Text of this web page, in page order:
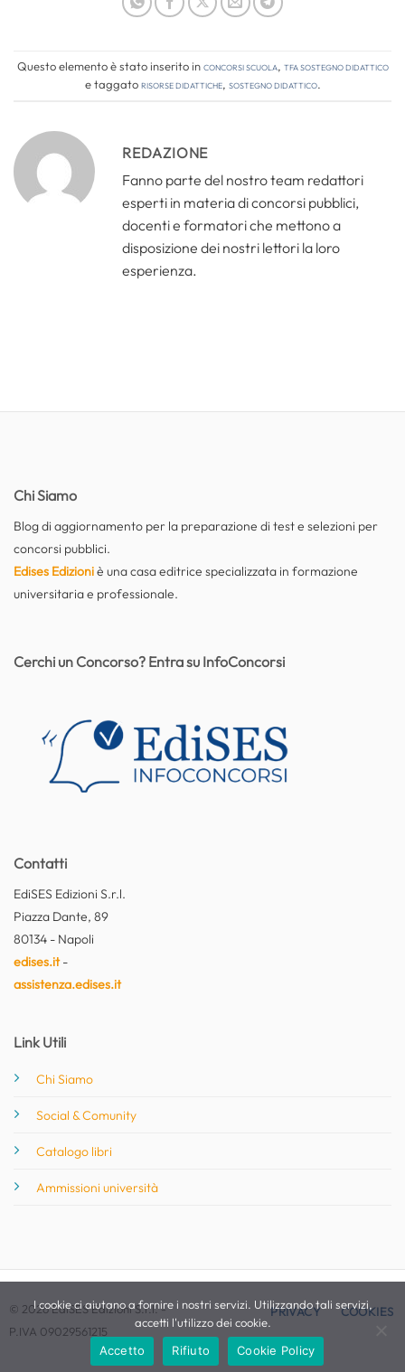
Questo elemento è stato inserito inConcorsi Scuola, TFA Sostegno Didattico
e taggatorisorse didattiche, sostegno didattico.
REDAZIONE
Fanno parte del nostro team redattori
esperti in materia di concorsi pubblici,
docenti e formatori che mettono a
disposizione dei nostri lettori la loro
esperienza.
Chi Siamo
Blog di aggiornamento per la preparazione di test e selezioni per
concorsi pubblici.
Edises Edizioniè una casa editrice specializzata in formazione
universitaria e professionale.
Contatti
EdiSES Edizioni S.r.l.
Piazza Dante, 89
80134 - Napoli
edises.it-
assistenza.edises.it
Link Utili
Chi Siamo
Social & Comunity
Catalogo libri
Ammissioni università
Cerchi un Concorso? Entra su InfoConcorsi
© 2026 EdiSES Edizioni S.r.l. -
P.IVA 09029561215
PRIVACY COOKIES
I cookie ci aiutano a fornire i nostri servizi. Utilizzando tali servizi,
accetti l'utilizzo dei cookie.
Accetto
Rifiuto Cookie Policy